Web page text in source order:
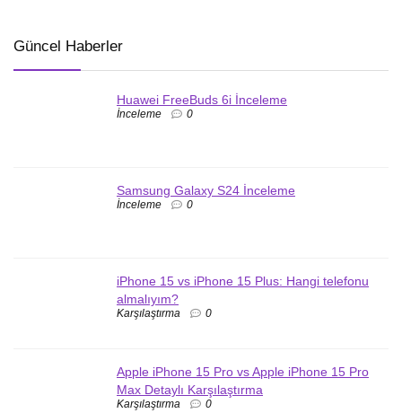
Güncel Haberler
Huawei FreeBuds 6i İnceleme
İnceleme 0
Samsung Galaxy S24 İnceleme
İnceleme 0
iPhone 15 vs iPhone 15 Plus: Hangi telefonu
almalıyım?
Karşılaştırma 0
Apple iPhone 15 Pro vs Apple iPhone 15 Pro
Max Detaylı Karşılaştırma
Karşılaştırma 0